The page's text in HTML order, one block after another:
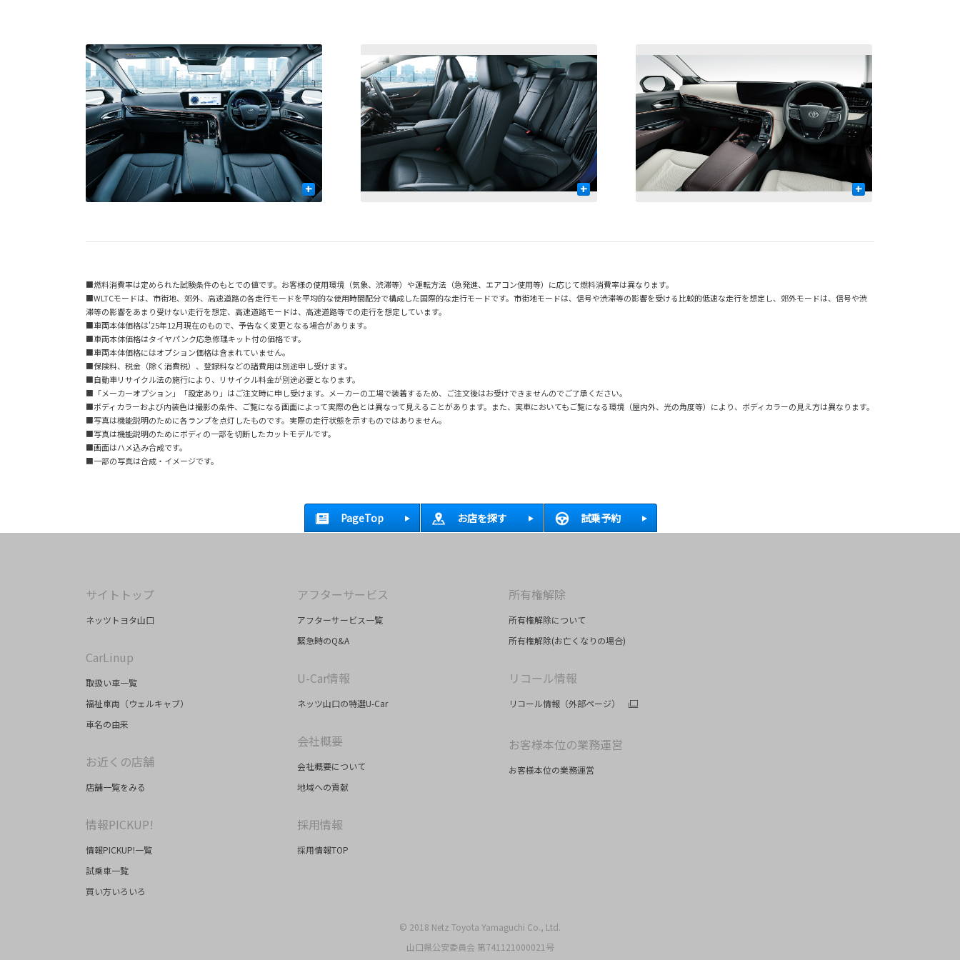
+ + +
■燃料消費率は定められた試験条件のもとでの値です。お客様の使用環境（気象、渋滞等）や運転方法（急発進、エアコン使用等）に応じて燃料消費率は異なります。
■WLTCモードは、市街地、郊外、高速道路の各走行モードを平均的な使用時間配分で構成した国際的な走行モードです。市街地モードは、信号や渋滞等の影響を受ける比較的低速な走行を想定し、郊外モードは、信号や渋
滞等の影響をあまり受けない走行を想定、高速道路モードは、高速道路等での走行を想定しています。
■車両本体価格は'25年12月現在のもので、予告なく変更となる場合があります。
■車両本体価格はタイヤパンク応急修理キット付の価格です。
■車両本体価格にはオプション価格は含まれていません。
■保険料、税金（除く消費税）、登録料などの諸費用は別途申し受けます。
■自動車リサイクル法の施行により、リサイクル料金が別途必要となります。
■「メーカーオプション」「設定あり」はご注文時に申し受けます。メーカーの工場で装着するため、ご注文後はお受けできませんのでご了承ください。
■ボディカラーおよび内装色は撮影の条件、ご覧になる画面によって実際の色とは異なって見えることがあります。また、実車においてもご覧になる環境（屋内外、光の角度等）により、ボディカラーの見え方は異なります。
■写真は機能説明のために各ランプを点灯したものです。実際の走行状態を示すものではありません。
■写真は機能説明のためにボディの一部を切断したカットモデルです。
■画面はハメ込み合成です。
■一部の写真は合成・イメージです。
PageTop お店を探す 試乗予約
サイトトップ
ネッツトヨタ山口
CarLinup
取扱い車一覧
福祉車両（ウェルキャブ）
車名の由来
お近くの店舗
店舗一覧をみる
情報PICKUP!
情報PICKUP!一覧
試乗車一覧
買い方いろいろ
アフターサービス
アフターサービス一覧
緊急時のQ&A
U-Car情報
ネッツ山口の特選U-Car
会社概要
会社概要について
地域への貢献
採用情報
採用情報TOP
所有権解除
所有権解除について
所有権解除(お亡くなりの場合)
リコール情報
リコール情報（外部ページ）
お客様本位の業務運営
お客様本位の業務運営
© 2018 Netz Toyota Yamaguchi Co., Ltd.
山口県公安委員会 第741121000021号